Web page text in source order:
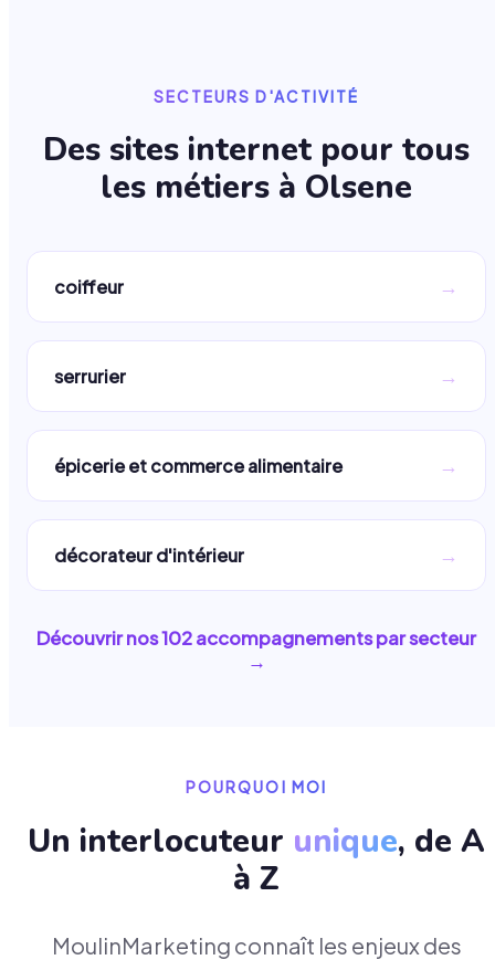
SECTEURS D'ACTIVITÉ
Des sites internet pour tous
les métiers à Olsene
coiffeur →
serrurier →
épicerie et commerce alimentaire →
décorateur d'intérieur →
Découvrir nos102accompagnements par secteur
→
POURQUOI MOI
Un interlocuteur unique, de A
à Z
MoulinMarketing connaît les enjeux des